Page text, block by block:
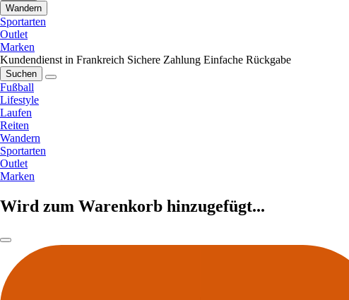
Wandern
Sportarten
Outlet
Marken
Kundendienst in Frankreich Sichere Zahlung Einfache Rückgabe
Suchen
Fußball
Lifestyle
Laufen
Reiten
Wandern
Sportarten
Outlet
Marken
Wird zum Warenkorb hinzugefügt...